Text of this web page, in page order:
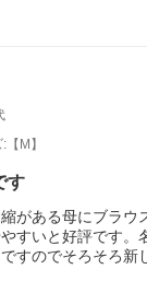
性を快適に感じていた
の双方にとって使いや
M】
す
がある母にブラウ
すいと好評です。
すのでそろそろ新